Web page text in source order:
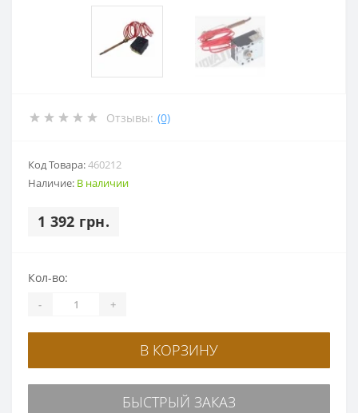
Отзывы: (0)
Код Товара:460212
Наличие: В наличии
1 392 грн.
Кол-во:
- +
В КОРЗИНУ
БЫСТРЫЙ ЗАКАЗ